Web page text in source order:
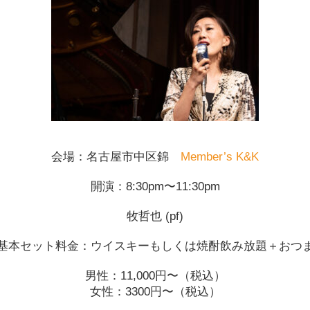
会場：名古屋市中区錦 Member’s K&K
開演：8:30pm〜11:30pm
牧哲也 (pf)
本セット料金：ウイスキーもしくは焼酎飲み放題＋おつ
男性：11,000円〜（税込）
女性：3300円〜（税込）